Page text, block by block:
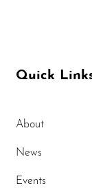
Quick
About
News
Events